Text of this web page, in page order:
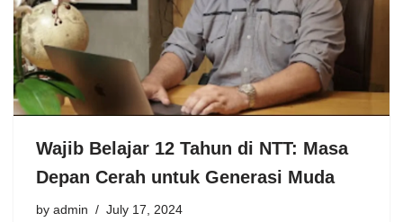
Wajib Belajar 12 Tahun di NTT: Masa
Depan Cerah untuk Generasi Muda
by admin July 17, 2024